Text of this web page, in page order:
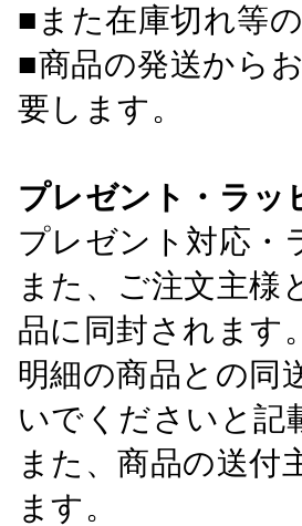
■また在庫切れ等
■商品の発送から
要します。
プレゼント・ラッ
プレゼント対応・
また、ご注文主様
品に同封されます。
明細の商品との同
いでくださいと記
また、商品の送
ます。